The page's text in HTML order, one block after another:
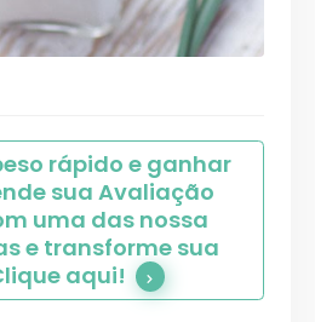
rápido e ganhar
sua Avaliação
uma das nossa
e transforme sua
aqui!